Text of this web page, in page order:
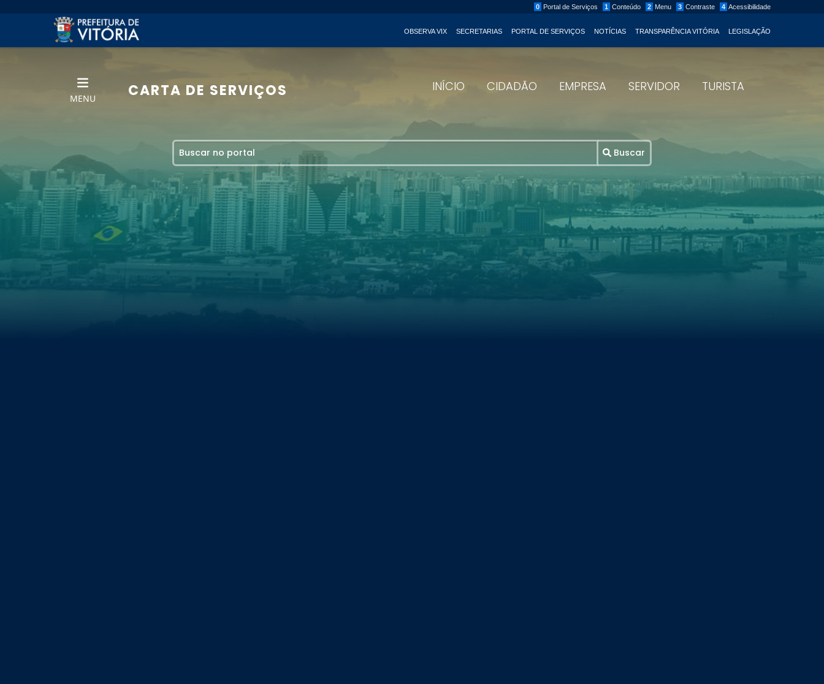
0 Portal de Serviços 1 Conteúdo 2 Menu 3 Contraste 4 Acessibilidade
OBSERVA VIX SECRETARIAS PORTAL DE SERVIÇOS NOTÍCIAS TRANSPARÊNCIA VITÓRIA LEGISLAÇÃO
MENU CARTA DE SERVIÇOS INÍCIO CIDADÃO EMPRESA SERVIDOR TURISTA
Buscar